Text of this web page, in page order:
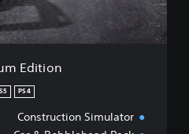
d
i
t
Edition
PS4
Construction Simulator